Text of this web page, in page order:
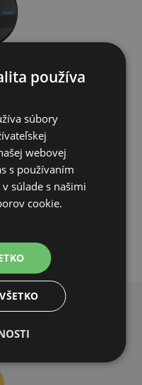
fencee mini M06
U NÁS?
používa
súbory
webovej
s používaním
súlade s našimi
cookie.